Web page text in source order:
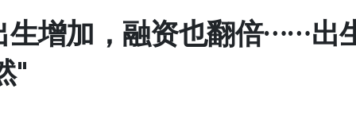
生增加，融资也翻倍……出
"